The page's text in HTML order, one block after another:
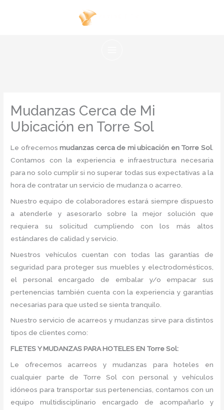
Mudanzas Cerca de Mi
Ubicación en Torre Sol
Le ofrecemos mudanzas cerca de mi ubicación en Torre Sol.
Contamos con la experiencia e infraestructura necesaria
para no solo cumplir si no superar todas sus expectativas a la
hora de contratar un servicio de mudanza o acarreo.
Nuestro equipo de colaboradores estará siempre dispuesto
a atenderle y asesorarlo sobre la mejor solución que
requiera su solicitud cumpliendo con los más altos
estándares de calidad y servicio.
Nuestros vehículos cuentan con todas las garantías de
seguridad para proteger sus muebles y electrodomésticos,
el personal encargado de embalar y/o empacar sus
pertenencias también cuenta con la experiencia y garantías
necesarias para que usted se sienta tranquilo.
Nuestro servicio de acarreos y mudanzas sirve para distintos
tipos de clientes como:
FLETES Y MUDANZAS PARA HOTELES EN Torre Sol:
Le ofrecemos acarreos y mudanzas para hoteles en
cualquier parte de Torre Sol con personal y vehículos
idóneos para transportar sus pertenencias, contamos con un
equipo multidisciplinario encargado de acompañarlo y